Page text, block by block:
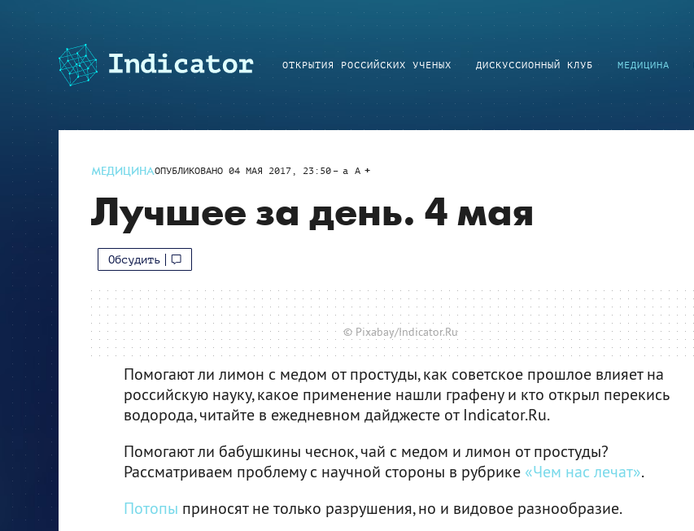
ОТКРЫТИЯ РОССИЙСКИХ УЧЕНЫХ ДИСКУССИОННЫЙ КЛУБ МЕДИЦИНА
МЕДИЦИНАОПУБЛИКОВАНО 04 МАЯ 2017, 23:50 a A
Лучшее за день. 4 мая
Обсудить
© Pixabay/Indicator.Ru
Помогают ли лимон с медом от простуды, как советское прошлое влияет на
российскую науку, какое применение нашли графену и кто открыл перекись
водорода, читайте в ежедневном дайджесте от Indicator.Ru.
Помогают ли бабушкины чеснок, чай с медом и лимон от простуды?
Рассматриваем проблему с научной стороны в рубрике «Чем нас лечат».
Потопы приносят не только разрушения, но и видовое разнообразие.